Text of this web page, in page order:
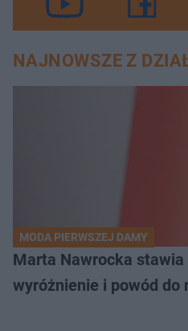
NAJNOWSZE Z
MODA PIERWSZEJ DAMY
Marta Nawrocka
wyróżnienie i powód do